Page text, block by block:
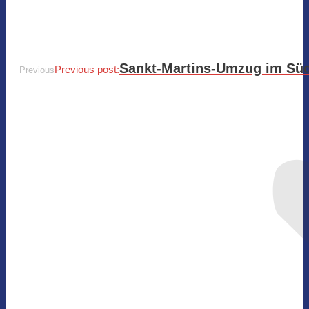
PreviousPrevious post:Sankt-Martins-Umzug im